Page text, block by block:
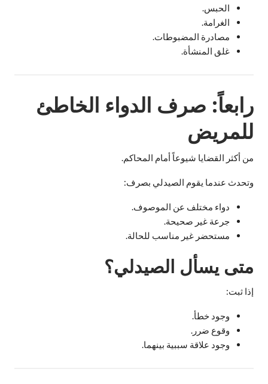
الحبس.
الغرامة.
مصادرة المضبوطات.
غلق المنشأة.
رابعاً: صرف الدواء الخاطئ
للمريض
من أكثر القضايا شيوعاً أمام المحاكم.
وتحدث عندما يقوم الصيدلي بصرف:
دواء مختلف عن الموصوف.
جرعة غير صحيحة.
مستحضر غير مناسب للحالة.
متى يسأل الصيدلي؟
إذا ثبت:
وجود خطأ.
وقوع ضرر.
وجود علاقة سببية بينهما.